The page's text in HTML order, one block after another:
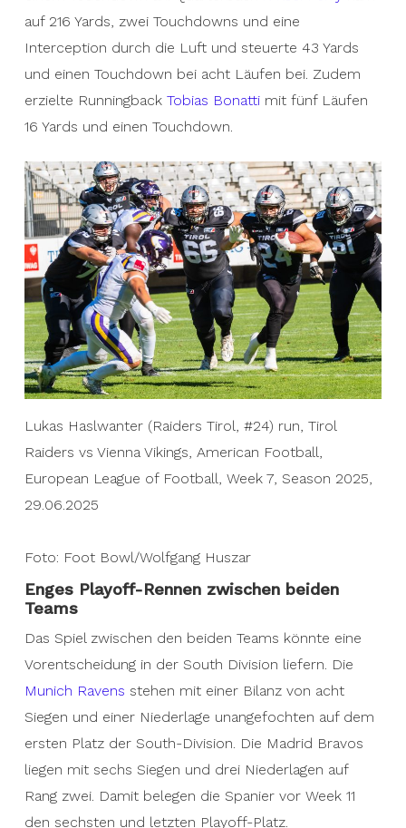
auf 216 Yards, zwei Touchdowns und eine
Interception durch die Luft und steuerte 43 Yards
und einen Touchdown bei acht Läufen bei. Zudem
erzielte Runningback Tobias Bonattimit fünf Läufen
16 Yards und einen Touchdown.
Lukas Haslwanter (Raiders Tirol, #24) run, Tirol
Raiders vs Vienna Vikings, American Football,
European League of Football, Week 7, Season 2025,
29.06.2025
Foto: Foot Bowl/Wolfgang Huszar
Enges Playoff-Rennen zwischen beiden
Teams
Das Spiel zwischen den beiden Teams könnte eine
Vorentscheidung in der South Division liefern. Die
Munich Ravens stehen mit einer Bilanz von acht
Siegen und einer Niederlage unangefochten auf dem
ersten Platz der South-Division. Die Madrid Bravos
liegen mit sechs Siegen und drei Niederlagen auf
Rang zwei. Damit belegen die Spanier vor Week 11
den sechsten und letzten Playoff-Platz.